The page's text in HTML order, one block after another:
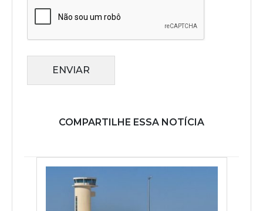
ENVIAR
COMPARTILHE ESSA NOTÍCIA